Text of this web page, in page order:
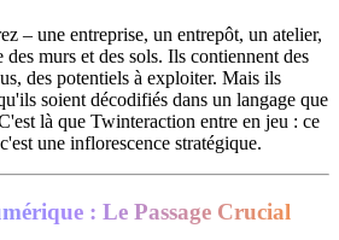
– une entreprise, un entrepôt, un atelier,
murs et des sols. Ils contiennent des
des potentiels à exploiter. Mais ils
soient décodifiés dans un langage que
là que Twinteraction entre en jeu : ce
une inflorescence stratégique.
: Le Passage Crucial